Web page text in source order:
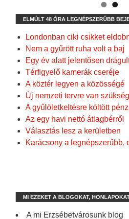
ELMÚLT 48 ÓRA LEGNÉPSZERŰBB
Londonban ciki csikket
Nem a gyűrött ruha volt a baj
Egy év alatt jelentősen
Térfigyelő kamerák cseréje
A köztér legyen a közösségé
Új nemzeti tervre van szükség
A gyűlöletkeltésre költött pénz
Az egy havi nettó átlagbérről
Választás lesz a kerületben
Karácsony a legnépszerűbb,
MI EZEKET A BLOGOKAT,
A mi Erzsébetvárosunk blog